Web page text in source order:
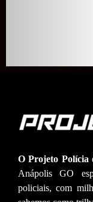
O Projeto Polícia
Anápolis GO
policiais, com